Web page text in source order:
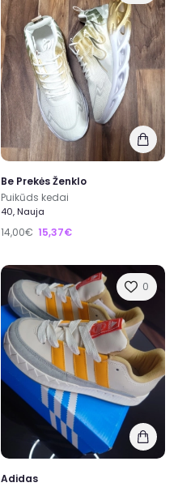
Be Prekės Ženklo
Puikūds kedai
40, Nauja
14,00€ 15,37€
0
Adidas